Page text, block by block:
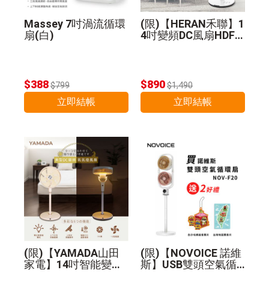
Massey 7吋渦流循環
扇(白)
$388$799
立即結帳
(限)【HERAN禾聯】1
4吋變頻DC風扇HDF-1
$890$1,490
立即結帳
(限)【YAMADA山田
家電】14吋智能變頻
(限)【NOVOICE 諾維
斯】USB雙頭空氣循